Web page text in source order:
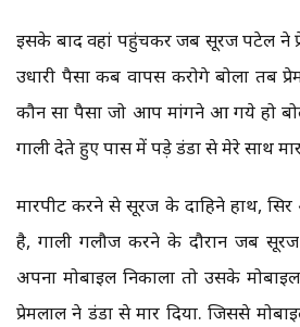
इसके बाद वहां पहुंचकर जब सूरज पटेल ने
उधारी पैसा कब वापस करोगे बोला तब
कौन सा पैसा जो आप मांगने आ गये हो
गाली देते हुए पास में पड़े डंडा से मेरे साथ
मारपीट करने से सूरज के दाहिने हाथ,
है, गाली गलौज करने के दौरान जब
अपना मोबाईल निकाला तो उसके
प्रेमलाल ने डंडा से मार दिया. जिससे